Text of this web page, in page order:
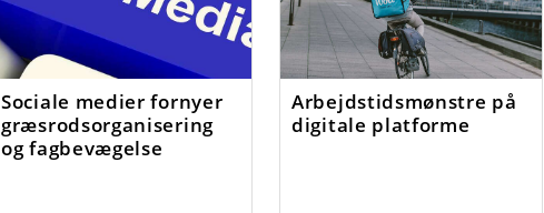
Sociale medier fornyer
græsrodsorganisering
og fagbevægelse
Arbejdstidsmønstre på
digitale platforme